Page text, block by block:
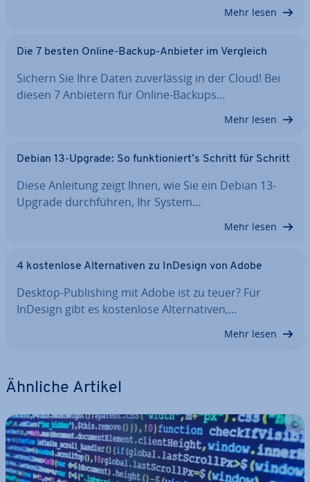
Mehr lesen
Die 7 besten Online-Backup-Anbieter im Vergleich
Sichern Sie Ihre Daten zu­ver­läs­sig in der Cloud! Bei
diesen 7 Anbietern für Online-Backups…
Mehr lesen
Debian 13-Upgrade: So funk­tio­niert’s Schritt für Schritt
Diese Anleitung zeigt Ihnen, wie Sie ein Debian 13-
Upgrade durch­füh­ren, Ihr System…
Mehr lesen
4 kos­ten­lo­se Al­ter­na­ti­ven zu InDesign von Adobe
Desktop-Pu­bli­shing mit Adobe ist zu teuer? Für
InDesign gibt es kos­ten­lo­se Al­ter­na­ti­ven,…
Mehr lesen
Ähnliche Artikel